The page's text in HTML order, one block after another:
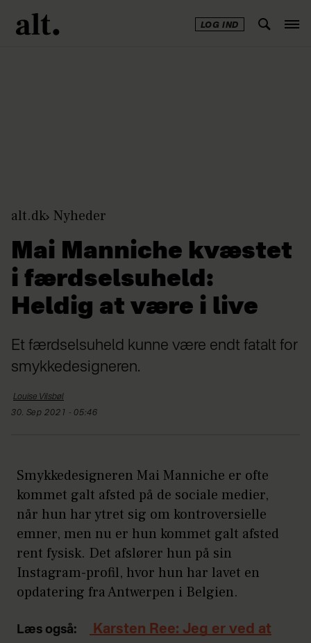
LOG IND
alt.dk Nyheder
Mai Manniche kvæstet
i færdselsuheld:
Heldig at være i live
Et færdselsuheld kunne være endt fatalt for
smykkedesigneren.
Louise Vilsbøl
30. Sep 2021 - 05:46
Smykkedesigneren Mai Manniche er ofte
kommet galt afsted på de sociale medier,
når hun har ytret sig om kontroversielle
emner, men nu er hun kommet galt afsted
rent fysisk. Det afslører hun på sin
Instagram-profil, hvor hun har lavet en
opdatering fra Antwerpen i Belgien.
Læs også:
Karsten Ree: Jeg er ved at